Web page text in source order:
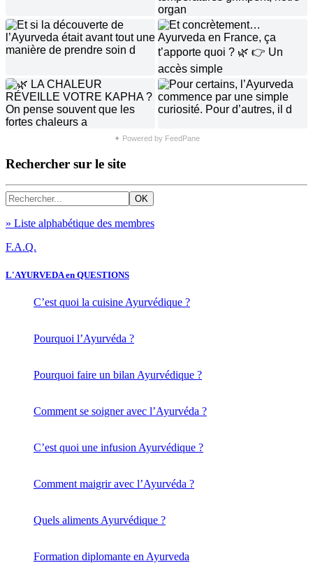
✦ Powered by FeedPane
Rechercher sur le site
» Liste alphabétique des membres
F.A.Q.
L'AYURVEDA en QUESTIONS
C’est quoi la cuisine Ayurvédique ?
Pourquoi l’Ayurvéda ?
Pourquoi faire un bilan Ayurvédique ?
Comment se soigner avec l’Ayurvéda ?
C’est quoi une infusion Ayurvédique ?
Comment maigrir avec l’Ayurvéda ?
Quels aliments Ayurvédique ?
Formation diplomante en Ayurveda